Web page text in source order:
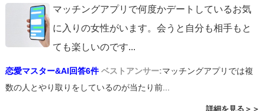
マッチングアプリで何度かデートしているお気
に入りの女性がいます。会うと自分も相手もと
ても楽しいのです...
恋愛マスター&AI回答6件 ベストアンサー:マッチングアプリでは複
数の人とやり取りをしているのが当たり前...
詳細を見る＞＞